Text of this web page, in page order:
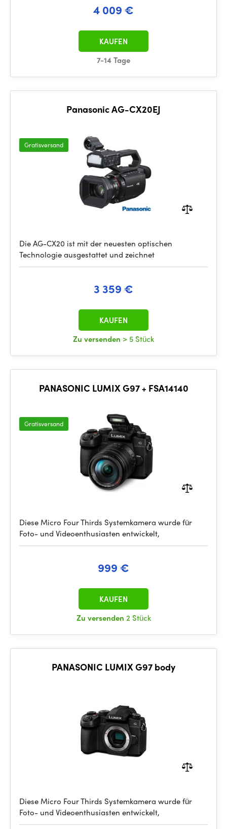
4 009 €
7-14 Tage
KAUFEN
Panasonic AG-CX20EJ
Gratisversand
Die AG-CX20 ist mit der neuesten optischen
Technologie ausgestattet und zeichnet
3 359 €
Zu versenden > 5 Stück
KAUFEN
PANASONIC LUMIX G97 + FSA14140
Gratisversand
Diese Micro Four Thirds Systemkamera wurde für
Foto- und Videoenthusiasten entwickelt,
999 €
Zu versenden 2 Stück
KAUFEN
PANASONIC LUMIX G97 body
Diese Micro Four Thirds Systemkamera wurde für
Foto- und Videoenthusiasten entwickelt,